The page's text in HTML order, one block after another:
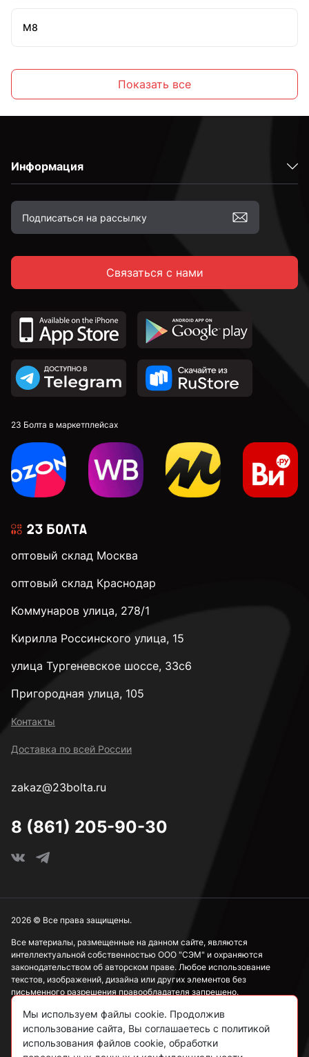
М8
Показать все
Информация
Связаться с нами
23 Болта в маркетплейсах
оптовый склад Москва
оптовый склад Краснодар
Коммунаров улица, 278/1
Кирилла Россинского улица, 15
улица Тургеневское шоссе, 33с6
Пригородная улица, 105
Контакты
Доставка по всей России
zakaz@23bolta.ru
8 (861) 205-90-30
Все материалы, размещенные на данном сайте, являются
интеллектуальной собственностью ООО "СЭМ" и охраняются
законодательством об авторском праве. Любое использование
текстов, изображений, дизайна или других элементов без
письменного разрешения правообладателя запрещено.
Информация, представленная на сайте, носит исключительно
ознакомительный характер и не может рассматриваться как
публичная оферта в соответствии со ст. 437 ГК РФ.
2026 © Все права защищены.
Мы используем файлы cookie. Продолжив
использование сайта, Вы соглашаетесь с политикой
использования файлов cookie, обработки